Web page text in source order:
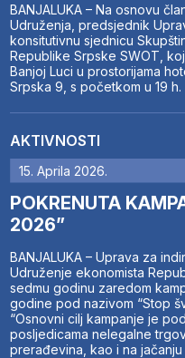
BANJALUKA – Na osnovu
Udruženja, predsjednik
konsitutivnu sjednicu
Republike Srpske SWOT,
Banjoj Luci u prostorijama
Srpska 9, s početkom u 19
AKTIVNOSTI
15. Aprila 2026.
POKRENUTA
2026”
BANJALUKA – Uprava za
Udruženje ekonomista
sedmu godinu zaredom
godine pod nazivom “Stop
“Osnovni cilj kampanje je
posljedicama nelegalne
prerađevina, kao i na